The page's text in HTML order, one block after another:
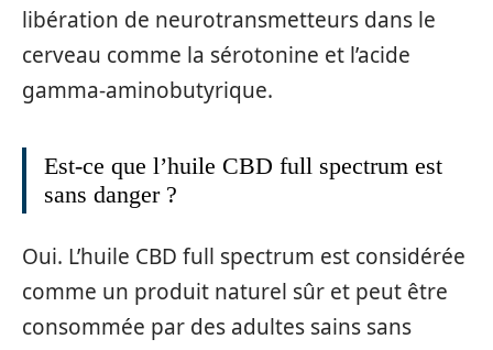
libération de neurotransmetteurs dans le
cerveau comme la sérotonine et l’acide
gamma-aminobutyrique.
Est-ce que l’huile CBD full spectrum est
sans danger ?
Oui. L’huile CBD full spectrum est considérée
comme un produit naturel sûr et peut être
consommée par des adultes sains sans